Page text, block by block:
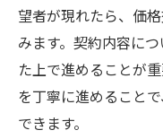
望者が現れたら、価
みます。契約内容に
た上で進めることが
を丁寧に進めること
できます。